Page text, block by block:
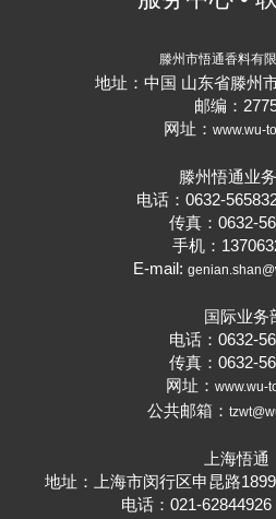
滕州市悟通香料有
地址：中国 山东省滕州
邮编：
网址： www.wu-
滕州悟通业
电话：0632-
传真：0632-
手机：
E-mail:
国际业务
电话：0632-
传真：0632-
网址： www.wu-
公共邮箱：
上海悟通
地址：上海市闵行区申昆路
电话：021-